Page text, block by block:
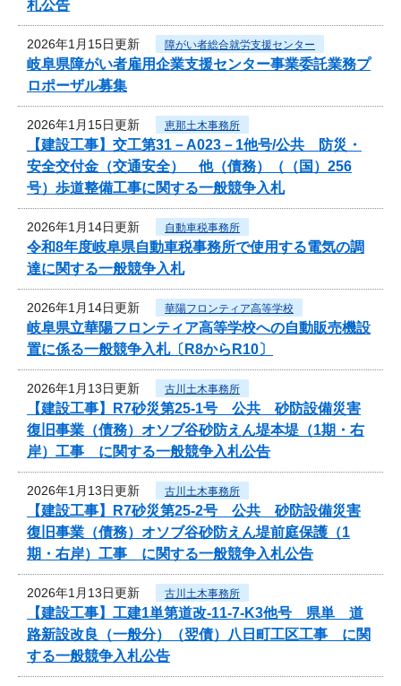
札公告
2026年1月15日更新 障がい者総合就労支援センター
岐阜県障がい者雇用企業支援センター事業委託業務プ
ロポーザル募集
2026年1月15日更新 恵那土木事務所
【建設工事】交工第31－A023－1他号/公共 防災・
安全交付金（交通安全） 他（債務）（（国）256
号）歩道整備工事に関する一般競争入札
2026年1月14日更新 自動車税事務所
令和8年度岐阜県自動車税事務所で使用する電気の調
達に関する一般競争入札
2026年1月14日更新 華陽フロンティア高等学校
岐阜県立華陽フロンティア高等学校への自動販売機設
置に係る一般競争入札〔R8からR10〕
2026年1月13日更新 古川土木事務所
【建設工事】R7砂災第25-1号 公共 砂防設備災害
復旧事業（債務）オソブ谷砂防えん堤本堤（1期・右
岸）工事 に関する一般競争入札公告
2026年1月13日更新 古川土木事務所
【建設工事】R7砂災第25-2号 公共 砂防設備災害
復旧事業（債務）オソブ谷砂防えん堤前庭保護（1
期・右岸）工事 に関する一般競争入札公告
2026年1月13日更新 古川土木事務所
【建設工事】工建1単第道改-11-7-K3他号 県単 道
路新設改良（一般分）（翌債）八日町工区工事 に関
する一般競争入札公告